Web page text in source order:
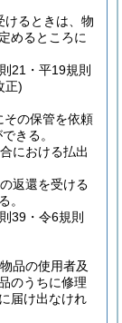
けるときは、物
めるところに
21・平19規則
正)
その保管を依頼
きる。
における払出
返還を受ける
。
39・令6規則
品の使用者及
のうちに修理
届け出なけれ